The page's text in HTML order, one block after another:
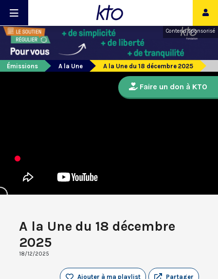
Contenu sponsorisé
Émissions A la Une A la Une du 18 décembre 2025
A la Une du 18 décembre
2025
18/12/2025
Partager
Ajouter à ma playlist
Faire un don à KTO